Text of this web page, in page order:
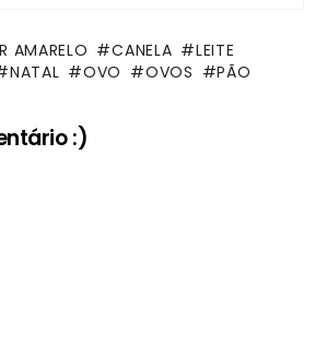
AMARELO CANELA
LEITE
NATAL OVO OVOS
PÃO
:)